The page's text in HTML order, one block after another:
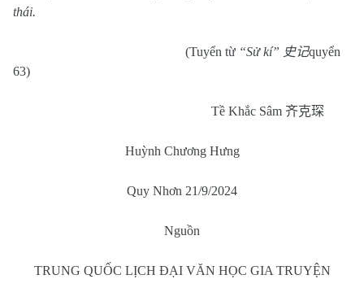
thái.
(Tuyển từ “Sử kí” 史记quyển
63)
Tề Khắc Sâm 齐克琛
Huỳnh Chương Hưng
Quy Nhơn 21/9/2024
Nguồn
TRUNG QUỐC LỊCH ĐẠI VĂN HỌC GIA TRUYỆN